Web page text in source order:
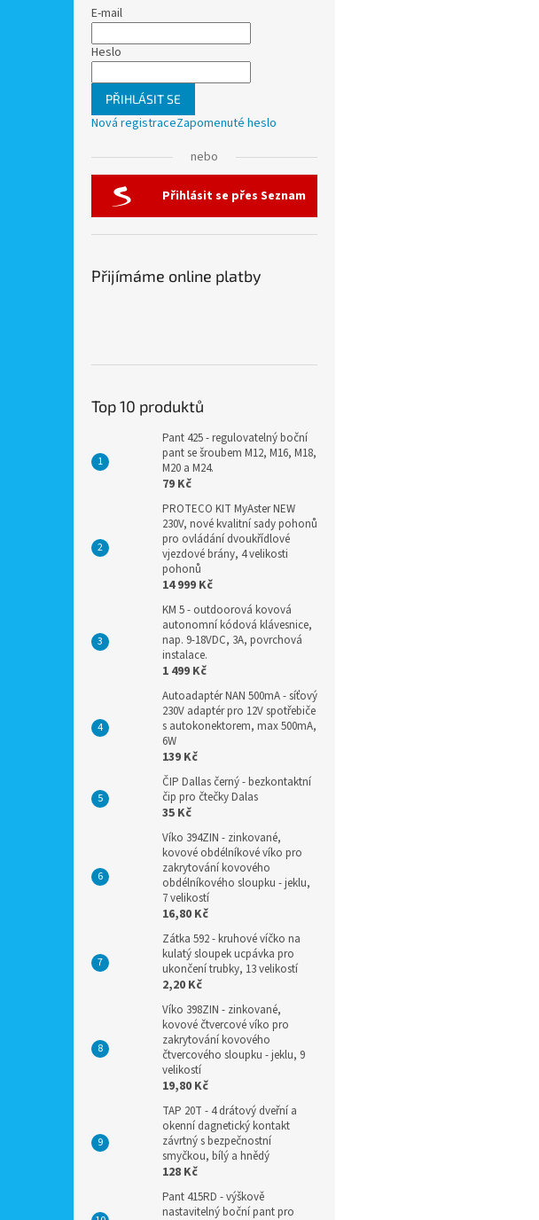
E-mail
Heslo
PŘIHLÁSIT SE
Nová registraceZapomenuté heslo
nebo
Přihlásit se přes Seznam
Přijímáme online platby
Top 10 produktů
Pant 425 - regulovatelný boční
pant se šroubem M12, M16, M18,
M20 a M24.
79 Kč
PROTECO KIT MyAster NEW
230V, nové kvalitní sady pohonů
pro ovládání dvoukřídlové
vjezdové brány, 4 velikosti
pohonů
14 999 Kč
KM 5 - outdoorová kovová
autonomní kódová klávesnice,
nap. 9-18VDC, 3A, povrchová
instalace.
1 499 Kč
Autoadaptér NAN 500mA - síťový
230V adaptér pro 12V spotřebiče
s autokonektorem, max 500mA,
6W
139 Kč
ČIP Dallas černý - bezkontaktní
čip pro čtečky Dalas
35 Kč
Víko 394ZIN - zinkované,
kovové obdélníkové víko pro
zakrytování kovového
obdélníkového sloupku - jeklu,
7 velikostí
16,80 Kč
Zátka 592 - kruhové víčko na
kulatý sloupek ucpávka pro
ukončení trubky, 13 velikostí
2,20 Kč
Víko 398ZIN - zinkované,
kovové čtvercové víko pro
zakrytování kovového
čtvercového sloupku - jeklu, 9
velikostí
19,80 Kč
TAP 20T - 4 drátový dveřní a
okenní dagnetický kontakt
závrtný s bezpečnostní
smyčkou, bílý a hnědý
128 Kč
Pant 415RD - výškově
nastavitelný boční pant pro